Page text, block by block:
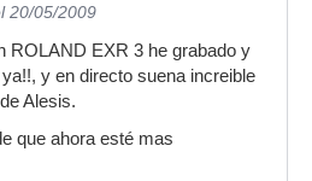
20/05/2009
ROLAND EXR 3 he grabado y
y en directo suena increible
Alesis.
que ahora esté mas